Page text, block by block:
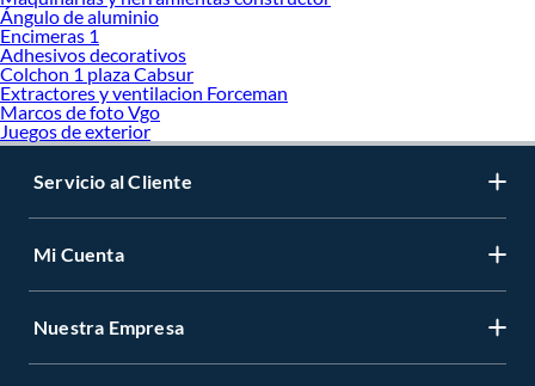
Ángulo de aluminio
Encimeras 1
Adhesivos decorativos
Colchon 1 plaza Cabsur
Extractores y ventilacion Forceman
Marcos de foto Vgo
Juegos de exterior
Servicio al Cliente
Mi Cuenta
Nuestra Empresa